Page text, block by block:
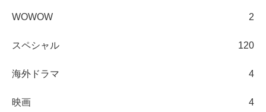
WOWOW 2
スペシャル 120
海外ドラマ 4
映画 4